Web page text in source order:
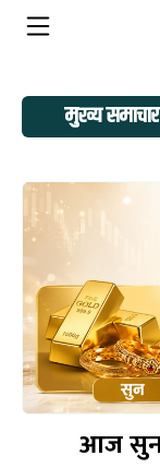
मुख्य समाचार
आज